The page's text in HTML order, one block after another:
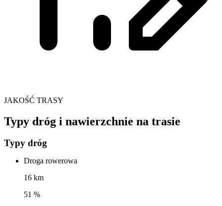
JAKOŚĆ TRASY
Typy dróg i nawierzchnie na trasie
Typy dróg
Droga rowerowa
16 km
51 %